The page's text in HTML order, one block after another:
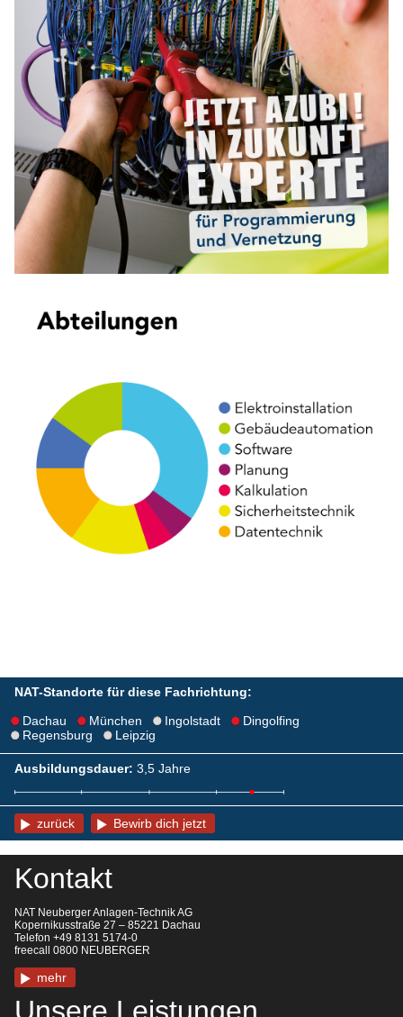
NAT-Standorte für diese Fachrichtung:
Dachau
München Ingolstadt
Dingolfing
Regensburg
Leipzig
Ausbildungsdauer: 3,5 Jahre
zurück Bewirb dich jetzt
Kontakt
NAT Neuberger Anlagen-Technik AG
Kopernikusstraße 27 – 85221 Dachau
Telefon +49 8131 5174-0
freecall 0800 NEUBERGER
mehr